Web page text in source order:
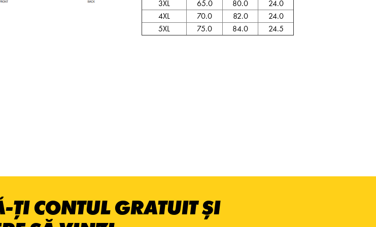
3XL 65.0 80.0
24.0
4XL
70.0 82.0
24.0
5XL
75.0 84.0 24.5
ȚI CONTUL GRATUIT ȘI